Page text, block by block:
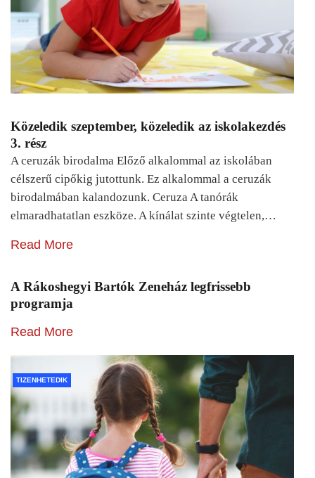
Közeledik szeptember, közeledik az iskolakezdés
3. rész
A ceruzák birodalma Előző alkalommal az iskolában
célszerű cipőkig jutottunk. Ez alkalommal a ceruzák
birodalmában kalandozunk. Ceruza A tanórák
elmaradhatatlan eszköze. A kínálat szinte végtelen,…
Read More
A Rákoshegyi Bartók Zeneház legfrissebb
programja
Read More
TIZENHETEDIK